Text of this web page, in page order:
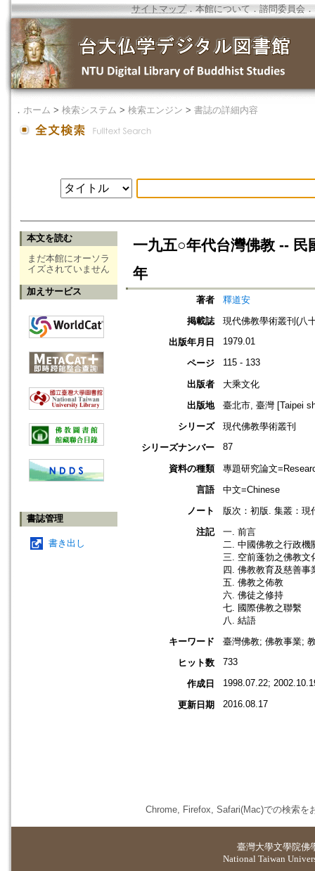
サイトマップ．本館について ． 諮問委員会 ．
． ホーム > 検索システム > 検索エンジン > 書誌の詳細内容
本文を読む
まだ本館にオーソラ
イズされていません
加えサービス
書誌管理
書き出し
一九五○年代台灣佛教 --
年
著者
釋道安
掲載誌
現代佛教學術叢刊(八
出版年月日
1979.01
ページ 115 - 133
出版者
大乘文化
出版地
臺北市, 臺灣 [Taipei
シリーズ
現代佛教學術叢刊
シリーズナンバー
87
資料の種類
專題研究論文
言語
中文=Chinese
ノート
版次：初版. 集叢：
注記
一. 前言
二. 中國佛教之行政機
三. 空前蓬勃之佛教文
四. 佛教教育及慈善事
五. 佛教之佈教
六. 佛徒之修持
七. 國際佛教之聯繫
八. 結語
キーワード
臺灣佛教; 佛教事業;
ヒット数
733
作成日 1998.07.22;
更新日期 2016.08.17
Chrome, Firefox, Safari(Mac)での検索を
臺灣大學文學院佛
National Taiwan